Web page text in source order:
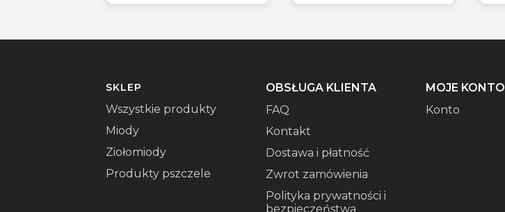
SKLEP
Wszystkie produkty
Miody
Ziołomiody
Produkty pszczele
OBSŁUGA KLIENTA
FAQ
Kontakt
Dostawa i płatność
Zwrot zamówienia
Polityka prywatności i
bezpieczeństwa
MOJE KONTO
Konto